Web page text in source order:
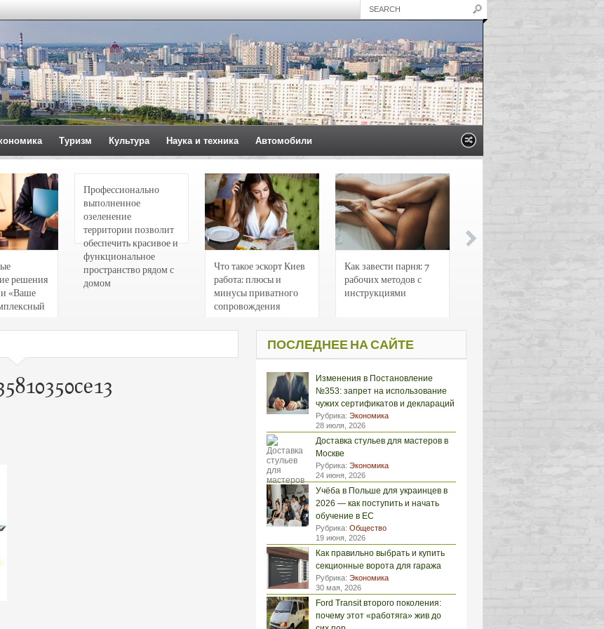
Туризм Культура Наука и техника Автомобили
решения
«Ваше
Профессионально
выполненное
озеленение
территории позволит
обеспечить красивое и
функциональное
пространство рядом с
домом
Что такое эскорт Киев
работа: плюсы и
минусы приватного
сопровождения
Как завести парня: 7
рабочих методов с
инструкциями
ПОСЛЕДНЕЕ НА САЙТЕ
Изменения в Постановление
№353: запрет на использование
чужих сертификатов и деклараций
Рубрика: Экономика
28 июля, 2026
Доставка стульев для мастеров в
Москве
Рубрика: Экономика
24 июня, 2026
Учёба в Польше для украинцев в
2026 — как поступить и начать
обучение в ЕС
Рубрика: Общество
19 июня, 2026
Как правильно выбрать и купить
секционные ворота для гаража
Рубрика: Экономика
30 мая, 2026
Ford Transit второго поколения:
почему этот «работяга» жив до